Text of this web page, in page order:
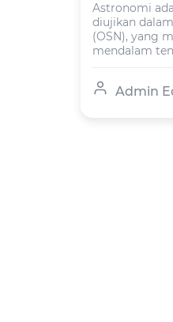
Astronomi
diujikan
(OSN), yang
mendalam
Admin